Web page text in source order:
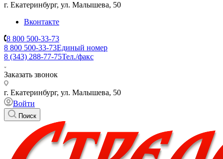
г. Екатеринбург, ул. Малышева, 50
Вконтакте
8 800 500-33-73
8 800 500-33-73Единый номер
8 (343) 288-77-75Тел./факс
Заказать звонок
г. Екатеринбург, ул. Малышева, 50
Войти
Поиск